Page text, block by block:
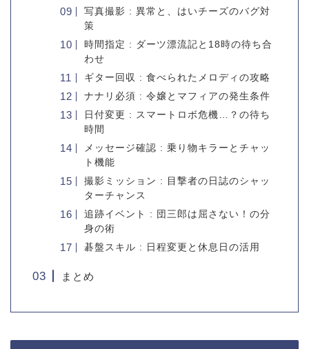
写真撮影 : 異常と、はいチーズのバグ対
策
時間指定 : ダーツ漂流記と18時の待ち合
わせ
ギター回収 : 食べられたメロディの攻略
ナナリ必須 : 令嬢とマフィアの発生条件
日付変更 : スマートロボ危機…？の待ち
時間
メッセージ確認 : 乗り物キラーとチャッ
ト機能
撮影ミッション : 目撃者の日誌のシャッ
ターチャンス
追跡イベント : 団三郎は屈さない！の分
身の術
碁盤スキル : 日程変更と休息日の活用
まとめ